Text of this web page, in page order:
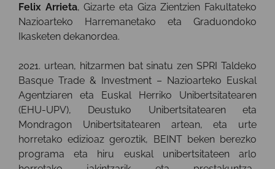
Felix Arrieta, Gizarte eta Giza Zientzien Fakultateko
Nazioarteko Harremanetako eta Graduondoko
Ikasketen dekanordea.
2021. urtean, hitzarmen bat sinatu zen SPRI Taldeko
Basque Trade & Investment – Nazioarteko Euskal
Agentziaren eta Euskal Herriko Unibertsitatearen
(EHU-UPV), Deustuko Unibertsitatearen eta
Mondragon Unibertsitatearen artean, eta urte
horretako edizioaz geroztik, BEINT beken berezko
programa eta hiru euskal unibertsitateen arlo